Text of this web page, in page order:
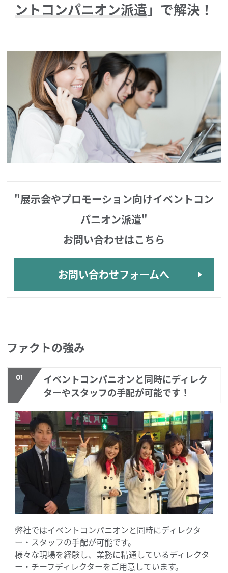
ントコンパニオン派遣」で解決！
"展示会やプロモーション向けイベントコン
パニオン派遣"
お問い合わせはこちら
お問い合わせフォームへ
ファクトの強み
01
イベントコンパニオンと同時にディレク
ターやスタッフの手配が可能です！
弊社ではイベントコンパニオンと同時にディレクタ
ー・スタッフの手配が可能です。
様々な現場を経験し、業務に精通しているディレクタ
ー・チーフディレクターをご用意しています。